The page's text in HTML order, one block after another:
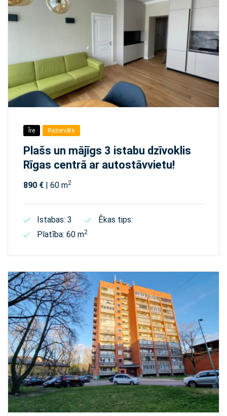
Īre Rezervēts
Plašs un mājīgs 3 istabu dzīvoklis
Rīgas centrā ar autostāvvietu!
890 € | 60 m2
Istabas: 3
Ēkas tips:
Platība: 60 m2